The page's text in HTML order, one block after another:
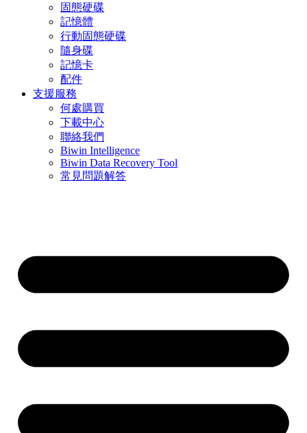
固態硬碟
記憶體
行動固態硬碟
隨身碟
記憶卡
配件
支援服務
何處購買
下載中心
聯絡我們
Biwin Intelligence
Biwin Data Recovery Tool
常見問題解答